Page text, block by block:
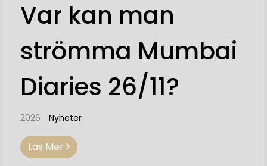
Var kan man
strömma Mumbai
Diaries 26/11?
2026 Nyheter
Läs Mer